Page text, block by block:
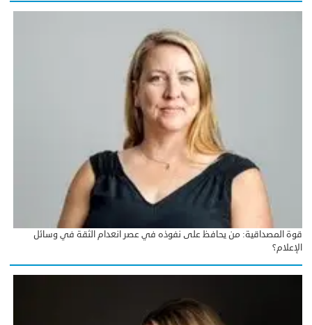
قوة المصداقية: من يحافظ على نفوذه في عصر انعدام الثقة في وسائل
الإعلام؟